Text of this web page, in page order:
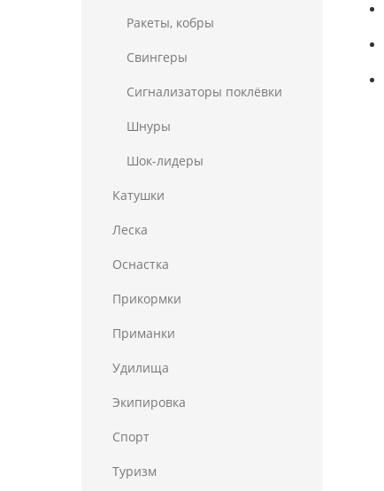
Ракеты, кобры
Свингеры
Сигнализаторы поклёвки
Шнуры
Шок-лидеры
Катушки
Леска
Оснастка
Прикормки
Приманки
Удилища
Экипировка
Спорт
Туризм